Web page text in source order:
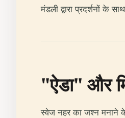
मंडली द्वारा प्रदर्शनों के
"ऐडा" और
स्वेज नहर का जश्न मनाने